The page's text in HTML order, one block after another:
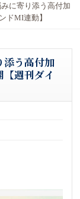
に寄り添う高付加
ドMI連動】
添う高付加
週刊ダイ